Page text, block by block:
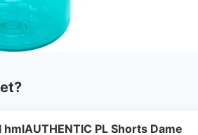
hmlAUTHENTIC PL Shorts Dame